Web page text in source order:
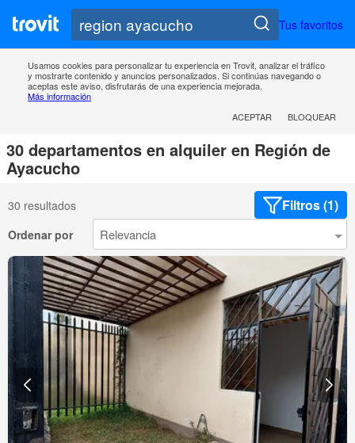
Tus favoritos
Usamos cookies para personalizar tu experiencia en Trovit, analizar el tráfico
y mostrarte contenido y anuncios personalizados. Si continúas navegando o
aceptas este aviso, disfrutarás de una experiencia mejorada.
Más información
ACEPTAR
BLOQUEAR
30 departamentos en alquiler en Región de
Ayacucho
30 resultados Filtros (1)
Ordenar por